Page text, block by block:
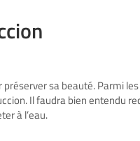
préserver sa beauté. Parmi
Il faudra bien entendu
à l’eau.